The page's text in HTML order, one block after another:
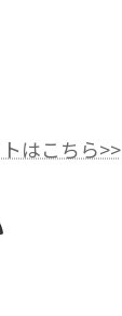
はこちら>>